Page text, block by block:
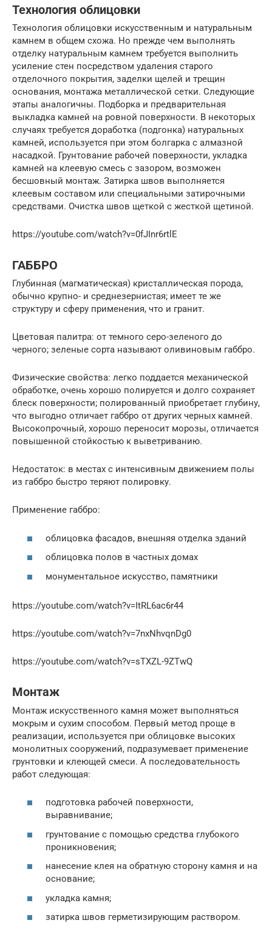
Технология облицовки
Технология облицовки искусственным и натуральным
камнем в общем схожа. Но прежде чем выполнять
отделку натуральным камнем требуется выполнить
усиление стен посредством удаления старого
отделочного покрытия, заделки щелей и трещин
основания, монтажа металлической сетки. Следующие
этапы аналогичны. Подборка и предварительная
выкладка камней на ровной поверхности. В некоторых
случаях требуется доработка (подгонка) натуральных
камней, используется при этом болгарка с алмазной
насадкой. Грунтование рабочей поверхности, укладка
камней на клеевую смесь с зазором, возможен
бесшовный монтаж. Затирка швов выполняется
клеевым составом или специальными затирочными
средствами. Очистка швов щеткой с жесткой щетиной.
https://youtube.com/watch?v=0fJInr6rtlE
ГАББРО
Глубинная (магматическая) кристаллическая порода,
обычно крупно- и среднезернистая; имеет те же
структуру и сферу применения, что и гранит.
Цветовая палитра: от темного серо-зеленого до
черного; зеленые сорта называют оливиновым габбро.
Физические свойства: легко поддается механической
обработке, очень хорошо полируется и долго сохраняет
блеск поверхности; полированный приобретает глубину,
что выгодно отличает габбро от других черных камней.
Высокопрочный, хорошо переносит морозы, отличается
повышенной стойкостью к выветриванию.
Недостаток: в местах с интенсивным движением полы
из габбро быстро теряют полировку.
Применение габбро:
облицовка фасадов, внешняя отделка зданий
облицовка полов в частных домах
монументальное искусство, памятники
https://youtube.com/watch?v=ItRL6ac6r44
https://youtube.com/watch?v=7nxNhvqnDg0
https://youtube.com/watch?v=sTXZL-9ZTwQ
Монтаж
Монтаж искусственного камня может выполняться
мокрым и сухим способом. Первый метод проще в
реализации, используется при облицовке высоких
монолитных сооружений, подразумевает применение
грунтовки и клеющей смеси. А последовательность
работ следующая:
подготовка рабочей поверхности,
выравнивание;
грунтование с помощью средства глубокого
проникновения;
нанесение клея на обратную сторону камня и на
основание;
укладка камня;
затирка швов герметизирующим раствором.